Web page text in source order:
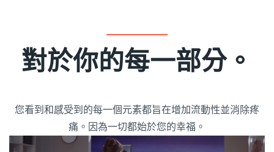
對於你的每一部分。
您看到和感受到的每一個元素都旨在增加流動性並消除疼
痛。因為一切都始於您的幸福。